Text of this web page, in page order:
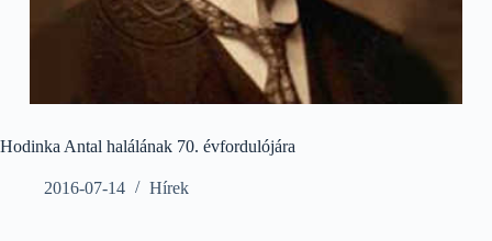
Hodinka Antal halálának 70. évfordulójára
2016-07-14 Hírek